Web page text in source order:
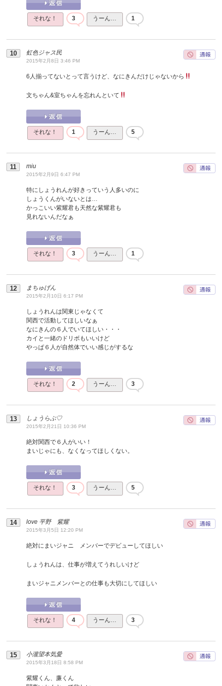
それな！ 3 うーん… 1
虹色ジャス民
2015年2月8日 3:46 PM
6人揃ってないとって言うけど、なにきんだけじゃないから
文ちゃん&室ちゃんを忘れんといて
それな！ 1 うーん… 5
miu
2015年2月9日 6:47 PM
特にしょうれんが好きっていう人多いのに
しょうくんがいないとは…
かっこいい紫耀君も天然な紫耀君も
見れないんだなぁ
それな！ 3 うーん… 1
まちゅげん
2015年2月10日 6:17 PM
しょうれんは関東じゃなくて
関西で活動してほしいなぁ
なにきんの６人でいてほしい・・・
カイと一緒のドリボもいいけど
やっぱ６人が自然体でいい感じがするな
それな！ 2 うーん… 3
しょうらぶ♡
2015年2月21日 10:36 PM
絶対関西で６人がいい！
まいじゃにも、なくなってほしくない。
それな！ 3 うーん… 5
love 平野 紫耀
2015年3月5日 12:20 PM
絶対にまいジャニ メンバーでデビューしてほしい
しょうれんは、仕事が増えてうれしいけど
まいジャニメンバーとの仕事も大切にしてほしい
それな！ 4 うーん… 3
小瀧望本気愛
2015年3月18日 8:58 PM
紫耀くん、廉くん